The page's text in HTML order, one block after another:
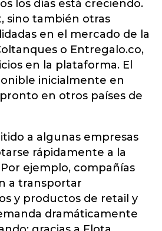
los días está creciendo.
sino también otras
en el mercado de la
o Entregalo.co,
en la plataforma. El
inicialmente en
en otros países de
a algunas empresas
rápidamente a la
ejemplo, compañías
a transportar
y productos de retail y
dramáticamente